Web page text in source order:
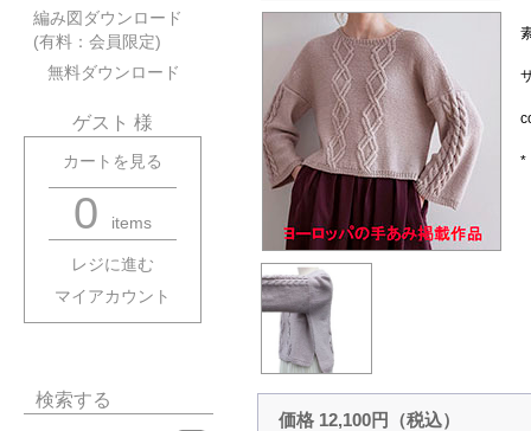
編み図ダウンロード
(有料：会員限定)
無料ダウンロード
ゲスト 様
カートを見る
0 items
レジに進む
マイアカウント
検索する
*
価格 12,100円（税込）